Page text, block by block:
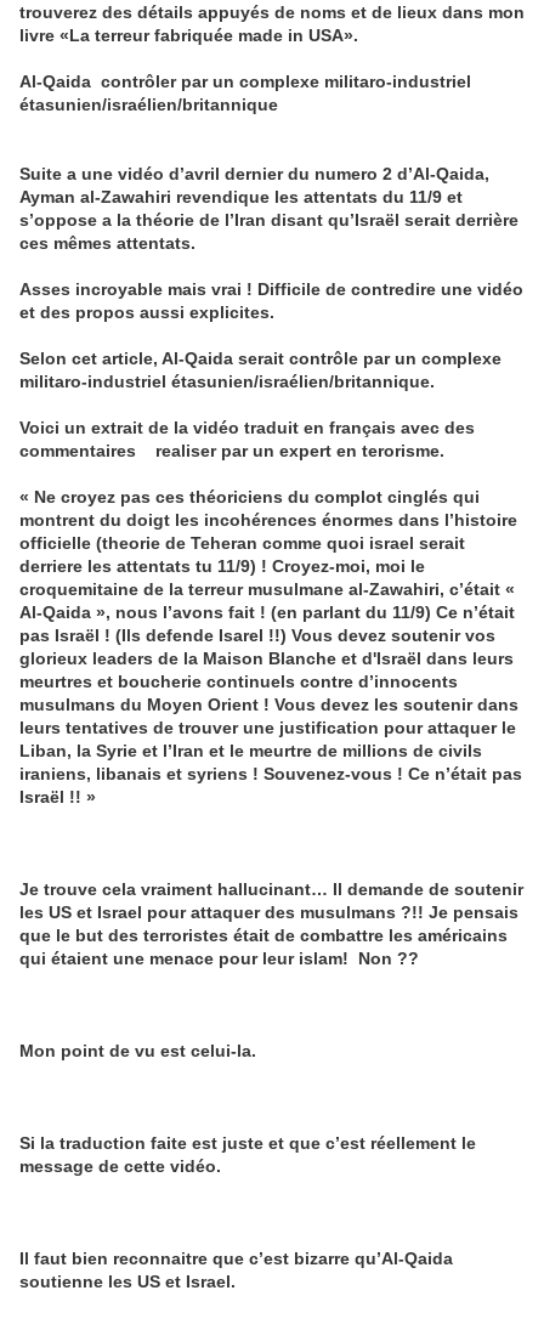
trouverez des détails appuyés de noms et de lieux dans mon
livre «La terreur fabriquée made in USA».
Al-Qaida contrôler par un complexe militaro-industriel
étasunien/israélien/britannique
Suite a une vidéo d’avril dernier du numero 2 d’Al-Qaida,
Ayman al-Zawahiri revendique les attentats du 11/9 et
s’oppose a la théorie de l’Iran disant qu’Israël serait derrière
ces mêmes attentats.
Asses incroyable mais vrai ! Difficile de contredire une vidéo
et des propos aussi explicites.
Selon cet article, Al-Qaida serait contrôle par un complexe
militaro-industriel étasunien/israélien/britannique.
Voici un extrait de la vidéo traduit en français avec des
commentaires realiser par un expert en terorisme.
« Ne croyez pas ces théoriciens du complot cinglés qui
montrent du doigt les incohérences énormes dans l’histoire
officielle (theorie de Teheran comme quoi israel serait
derriere les attentats tu 11/9) ! Croyez-moi, moi le
croquemitaine de la terreur musulmane al-Zawahiri, c’était «
Al-Qaida », nous l’avons fait ! (en parlant du 11/9) Ce n’était
pas Israël ! (Ils defende Isarel !!) Vous devez soutenir vos
glorieux leaders de la Maison Blanche et d'Israël dans leurs
meurtres et boucherie continuels contre d’innocents
musulmans du Moyen Orient ! Vous devez les soutenir dans
leurs tentatives de trouver une justification pour attaquer le
Liban, la Syrie et l’Iran et le meurtre de millions de civils
iraniens, libanais et syriens ! Souvenez-vous ! Ce n’était pas
Israël !! »
Je trouve cela vraiment hallucinant… Il demande de soutenir
les US et Israel pour attaquer des musulmans ?!! Je pensais
que le but des terroristes était de combattre les américains
qui étaient une menace pour leur islam! Non ??
Mon point de vu est celui-la.
Si la traduction faite est juste et que c’est réellement le
message de cette vidéo.
Il faut bien reconnaitre que c’est bizarre qu’Al-Qaida
soutienne les US et Israel.